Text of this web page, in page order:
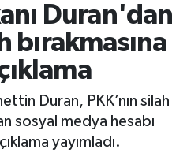
Duran'dan
bırakmasına
Duran, PKK’nın silah
sosyal medya hesabı
yayımladı.